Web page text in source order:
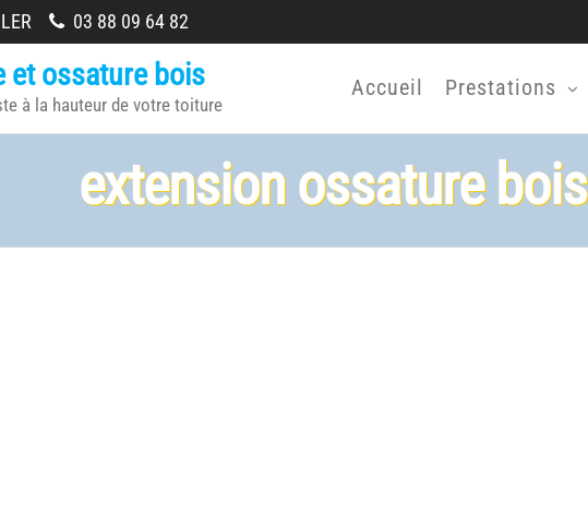
03 88 09 64 82
et ossature bois
à la hauteur de votre toiture
Accueil Prestations
extension ossature bois